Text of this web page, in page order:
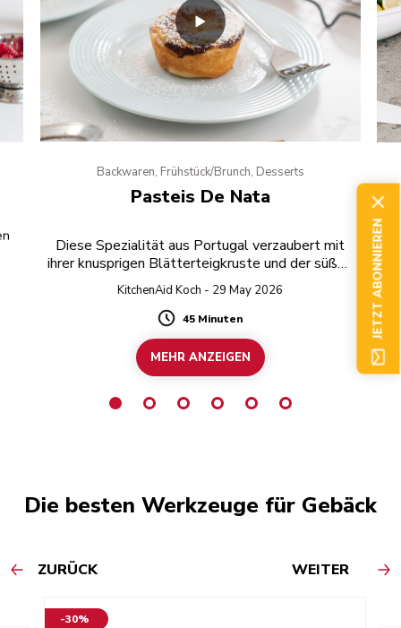
Backwaren, Frühstück/Brunch, Desserts
Pasteis De Nata
Diese Spezialität aus Portugal verzaubert mit
ihrer knusprigen Blätterteigkruste und der süßen
Puddingfüllung.
KitchenAid Koch - 29 May 2026
Duration
45 Minuten
MEHR ANZEIGEN
Die besten Werkzeuge für Gebäck
ZURÜCK WEITER
-30%
JETZT ABONNIEREN